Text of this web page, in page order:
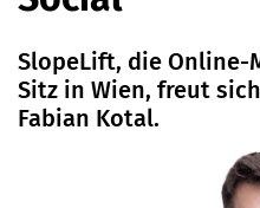
SlopeLift, die
Sitz in Wien, freut
Fabian Kotal.